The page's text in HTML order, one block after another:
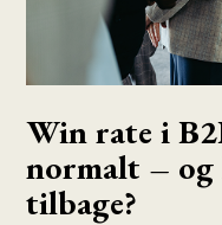
Win rate i
normalt – og
tilbage?